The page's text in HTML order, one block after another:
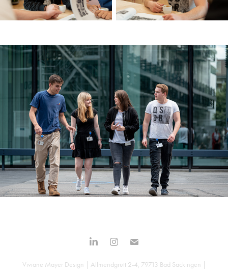
Viviane Mayer Design | Allmendgrütt 2-4, 79713 Bad Säckingen |